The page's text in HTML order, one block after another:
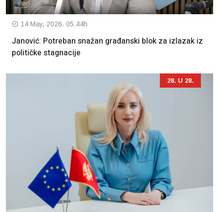
14 May, 2026. 05:44h
Janović: Potreban snažan građanski blok za izlazak iz
političke stagnacije
28. U 28.